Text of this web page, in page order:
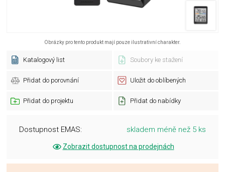
Obrázky pro tento produkt mají pouze ilustrativní charakter.
Katalogový list Soubory ke stažení
Přidat do porovnání Uložit do oblíbených
Přidat do projektu Přidat do nabídky
Dostupnost EMAS: skladem méně než 5 ks
Zobrazit dostupnost na prodejnách